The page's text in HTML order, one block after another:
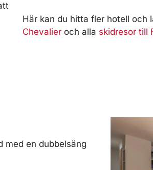
Här kan du hitta fler hotell och
Chevalieroch alla skidresor till
med en dubbelsäng